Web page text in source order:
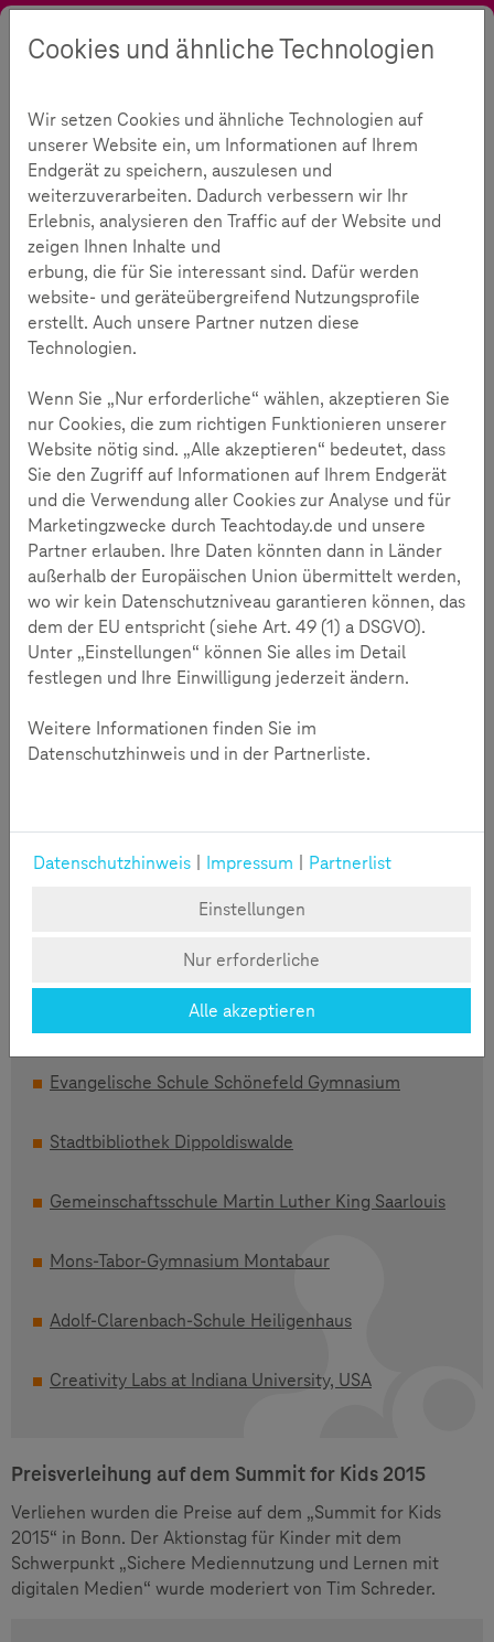
Suche Kontrast Sprache
Unsere Preisträger 2015
Die zweite Ausgabe des internationalen
Wettbewerbs „Medien, aber sicher.“ ist erfolgreich
zu Ende gegangen. Aus den eingereichten Beiträgen
Rahmen einer Jurysitzung ausgewählt und auf dem
Summit for Kids in Bonn prämiert.
Unsere Preisträger 2015
und Lernen mit digitalen Medien. In diesem Jahr wurde
außerdem ein Sonderpreis an ein universitäres Projekt
vergeben. Mehr über die einzelnen Gewinnerprojekte
erfahren Sie auf den Unterseiten.
Dies sind die Gewinner:
Friedrich-Ebert-Gymnasium Bonn
Evangelische Schule Schönefeld Gymnasium
Stadtbibliothek Dippoldiswalde
Gemeinschaftsschule Martin Luther King Saarlouis
Mons-Tabor-Gymnasium Montabaur
Adolf-Clarenbach-Schule Heiligenhaus
Creativity Labs at Indiana University, USA
Preisverleihung auf dem Summit for Kids 2015
Verliehen wurden die Preise auf dem „Summit for Kids
2015“ in Bonn. Der Aktionstag für Kinder mit dem
Schwerpunkt „Sichere Mediennutzung und Lernen mit
digitalen Medien“ wurde moderiert von Tim Schreder.
Cookies und ähnliche Technologien
Wir setzen Cookies und ähnliche Technologien auf
unserer Website ein, um Informationen auf Ihrem
Endgerät zu speichern, auszulesen und
weiterzuverarbeiten. Dadurch verbessern wir Ihr
Erlebnis, analysieren den Traffic auf der Website und
zeigen Ihnen Inhalte und
erbung, die für Sie interessant sind. Dafür werden
website- und geräteübergreifend Nutzungsprofile
erstellt. Auch unsere Partner nutzen diese
Technologien.
Wenn Sie „Nur erforderliche“ wählen, akzeptieren Sie
nur Cookies, die zum richtigen Funktionieren unserer
Website nötig sind. „Alle akzeptieren“ bedeutet, dass
Sie den Zugriff auf Informationen auf Ihrem Endgerät
und die Verwendung aller Cookies zur Analyse und für
Marketingzwecke durch Teachtoday.de und unsere
Partner erlauben. Ihre Daten könnten dann in Länder
außerhalb der Europäischen Union übermittelt werden,
wo wir kein Datenschutzniveau garantieren können, das
dem der EU entspricht (siehe Art. 49 (1) a DSGVO).
Unter „Einstellungen“ können Sie alles im Detail
festlegen und Ihre Einwilligung jederzeit ändern.
Weitere Informationen finden Sie im
Datenschutzhinweis und in der Partnerliste.
Datenschutzhinweis Impressum
Partnerlist
Einstellungen
Nur erforderliche
Alle akzeptieren